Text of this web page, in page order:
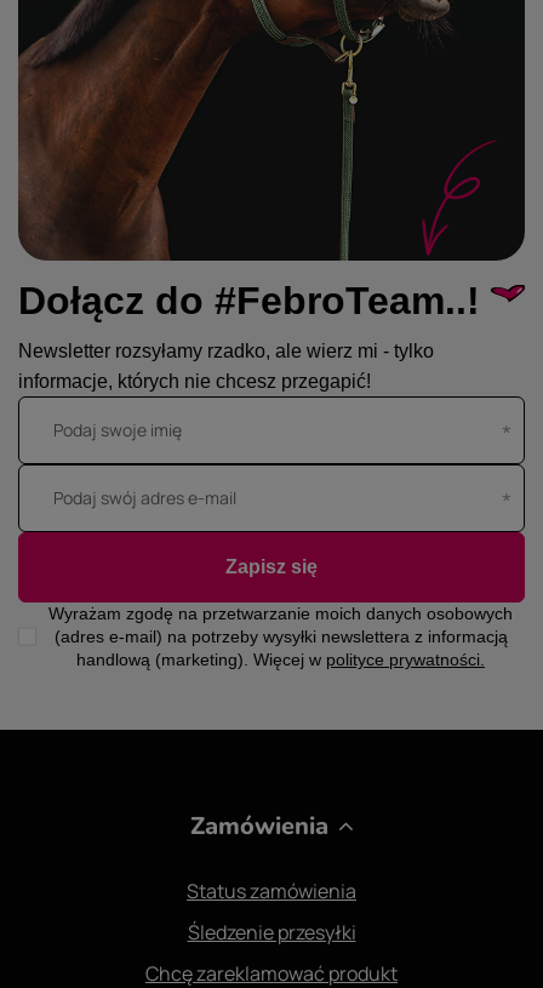
Dołącz do #FebroTeam..!
Newsletter rozsyłamy rzadko, ale wierz mi - tylko
informacje, których nie chcesz przegapić!
Podaj swoje imię
Podaj swój adres e-mail
Wyrażam zgodę na przetwarzanie moich danych osobowych
(adres e-mail) na potrzeby wysyłki newslettera z informacją
handlową (marketing). Więcej w polityce prywatności.
Zapisz się
Zamówienia
Status zamówienia
Śledzenie przesyłki
Chcę zareklamować produkt